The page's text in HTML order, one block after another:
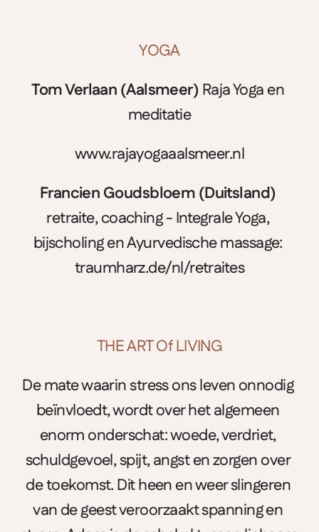
YOGA
Tom Verlaan (Aalsmeer) Raja Yoga en
meditatie
www.rajayogaaalsmeer.nl
retraite, coaching - Integrale Yoga,
traumharz.de/nl/retraites
THE ART Of LIVING
De mate waarin stress ons leven onnodig
beïnvloedt, wordt over het algemeen
enorm onderschat: woede, verdriet,
schuldgevoel, spijt, angst en zorgen over
de toekomst. Dit heen en weer slingeren
van de geest veroorzaakt spanning en